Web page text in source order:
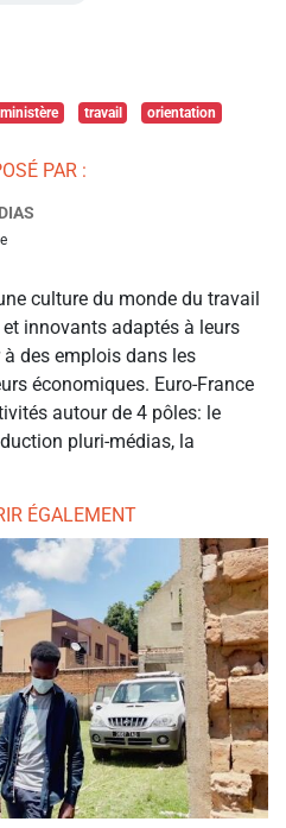
ministère travail orientation
PAR :
culture du monde du travail
innovants adaptés à leurs
des emplois dans les
économiques. Euro-France
autour de 4 pôles: le
pluri-médias, la
ÉGALEMENT